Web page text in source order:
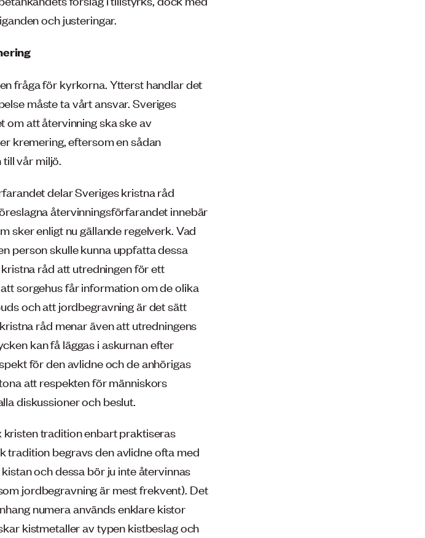
och justeringar.
fråga för kyrkorna. Ytterst handlar det
måste ta vårt ansvar. Sveriges
att återvinning ska ske av
kremering, eftersom en sådan
vår miljö.
delar Sveriges kristna råd
återvinningsförfarandet innebär
sker enligt nu gällande regelverk. Vad
person skulle kunna uppfatta dessa
råd att utredningen för ett
sorgehus får information om de olika
och att jordbegravning är det sätt
råd menar även att utredningens
kan få läggas i askurnan efter
för den avlidne och de anhörigas
att respekten för människors
diskussioner och beslut.
tradition enbart praktiseras
tradition begravs den avlidne ofta med
och dessa bör ju inte återvinnas
jordbegravning är mest frekvent). Det
numera används enklare kistor
kistmetaller av typen kistbeslag och